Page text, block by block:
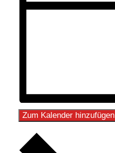
Zum Kalender hinzufügen